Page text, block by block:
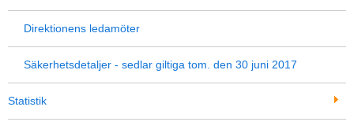
Direktionens ledamöter
Säkerhetsdetaljer - sedlar giltiga tom. den 30 juni 2017
Statistik